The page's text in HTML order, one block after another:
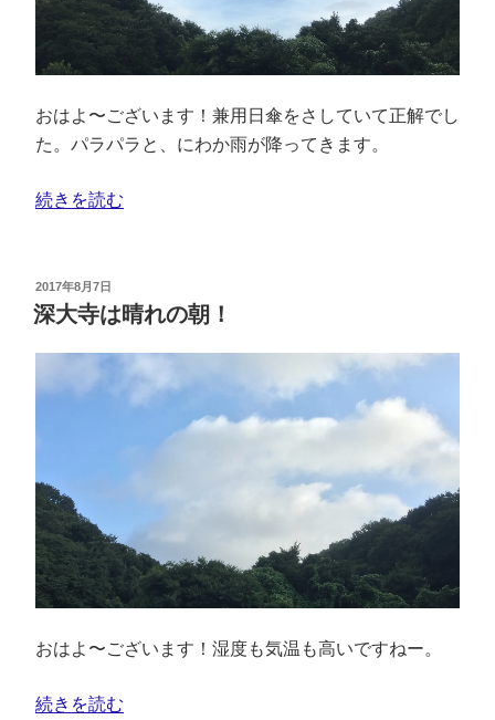
おはよ〜ございます！兼用日傘をさしていて正解でし
た。パラパラと、にわか雨が降ってきます。
続きを読む
2017年8月7日
深大寺は晴れの朝！
おはよ〜ございます！湿度も気温も高いですねー。
続きを読む